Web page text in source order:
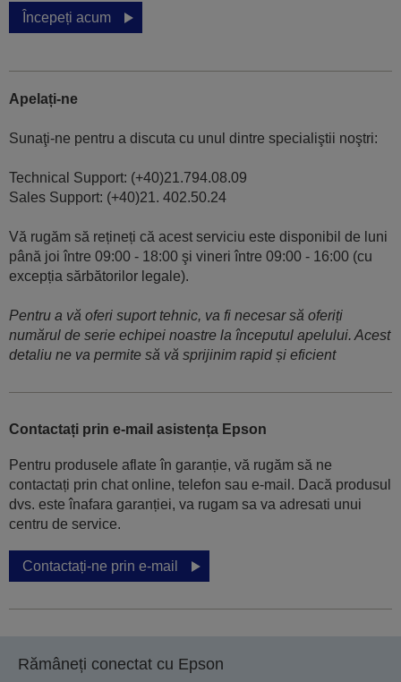
Începeți acum
Apelați-ne
Sunaţi-ne pentru a discuta cu unul dintre specialiştii noştri:
Technical Support: (+40)21.794.08.09
Sales Support: (+40)21. 402.50.24
Vă rugăm să rețineți că acest serviciu este disponibil de luni
până joi între 09:00 - 18:00 şi vineri între 09:00 - 16:00 (cu
excepția sărbătorilor legale).
Pentru a vă oferi suport tehnic, va fi necesar să oferiți
numărul de serie echipei noastre la începutul apelului. Acest
detaliu ne va permite să vă sprijinim rapid și eficient
Contactați prin e-mail asistența Epson
Pentru produsele aflate în garanție, vă rugăm să ne
contactați prin chat online, telefon sau e-mail. Dacă produsul
dvs. este înafara garanției, va rugam sa va adresati unui
centru de service.
Contactați-ne prin e-mail
Rămâneți conectat cu Epson